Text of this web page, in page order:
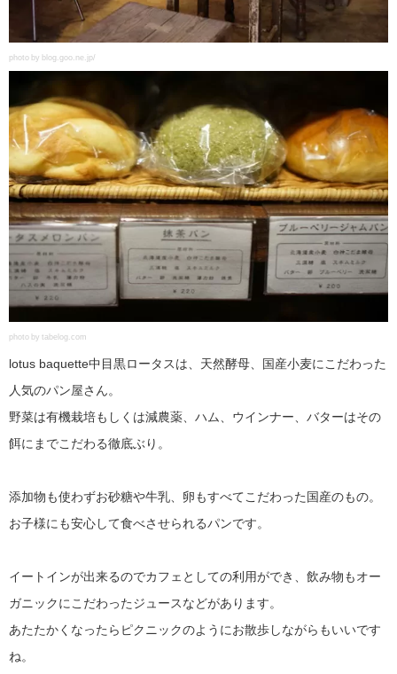
photo by blog.goo.ne.jp/
photo by tabelog.com
lotus baquette中目黒ロータスは、天然酵母、国産小麦にこだわった
人気のパン屋さん。
野菜は有機栽培もしくは減農薬、ハム、ウインナー、バターはその
餌にまでこだわる徹底ぶり。
添加物も使わずお砂糖や牛乳、卵もすべてこだわった国産のもの。
お子様にも安心して食べさせられるパンです。
イートインが出来るのでカフェとしての利用ができ、飲み物もオー
ガニックにこだわったジュースなどがあります。
あたたかくなったらピクニックのようにお散歩しながらもいいです
ね。